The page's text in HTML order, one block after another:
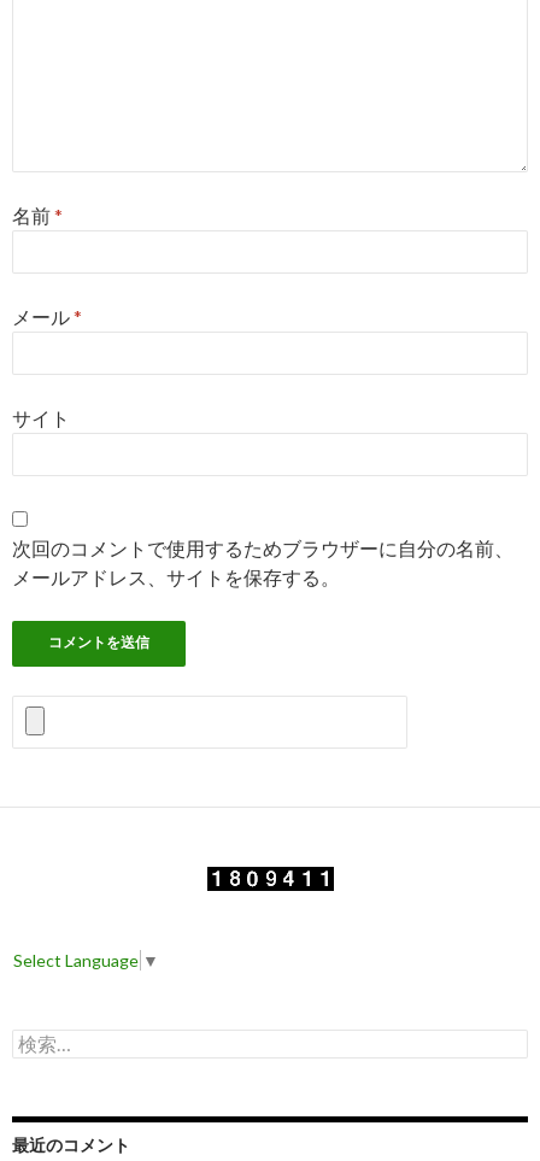
名前*
メール*
サイト
次回のコメントで使用するためブラウザーに自分の名前、
メールアドレス、サイトを保存する。
Select Language ▼
検
索
最近のコメント